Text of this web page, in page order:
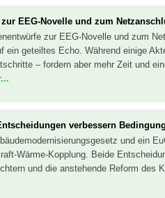
EEG-Novelle und zum
zur EEG-Novelle und zum
ein geteiltes Echo. Während einige
– fordern aber mehr Zeit und
verbessern
und ein
Wärme-Kopplung. Beide
und die anstehende Reform des